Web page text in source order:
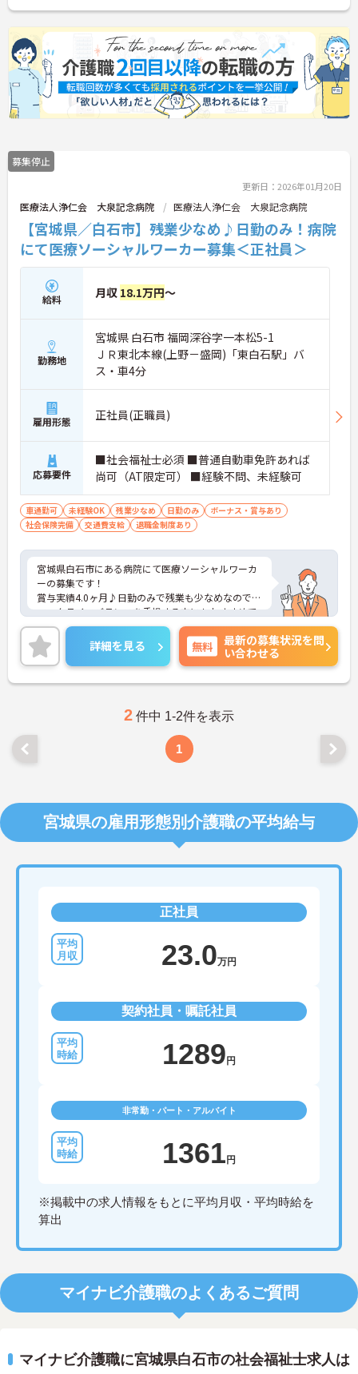
募集停止
更新日：2026年01月20日
医療法人浄仁会 大泉記念病院 医療法人浄仁会 大泉記念病院
【宮城県／白石市】残業少なめ♪日勤のみ！病院
にて医療ソーシャルワーカー募集＜正社員＞
給料 月収 18.1万円～
勤務地
宮城県 白石市 福岡深谷字一本松5-1
ＪＲ東北本線(上野－盛岡)「東白石駅」バ
ス・車4分
雇用形態 正社員(正職員)
応募要件
■社会福祉士必須 ■普通自動車免許あれば
尚可（AT限定可） ■経験不問、未経験可
車通勤可 未経験OK 残業少なめ 日勤のみ
ボーナス・賞与あり
社会保険完備
交通費支給 退職金制度あり
宮城県白石市にある病院にて医療ソーシャルワーカ
ーの募集です！
賞与実績4.0ヶ月♪日勤のみで残業も少なめなので、
ワークライフバランスを重視する方にもおすすめで
す。
ご興味がある方は、ご面接のポイントをお伝えしま
すので、お気軽にお問い合わせください
詳細を見る 無料
最新の募集状況を問
い合わせる
2 件中 1-2件を表示
1
宮城県の雇用形態別介護職の平均給与
正社員
23.0万円
契約社員・嘱託社員
1289 円
非常勤・パート・アルバイト
1361 円
※掲載中の求人情報をもとに平均月収・平均時給を
算出
マイナビ介護職のよくあるご質問
マイナビ介護職に宮城県白石市の社会福祉士求人は